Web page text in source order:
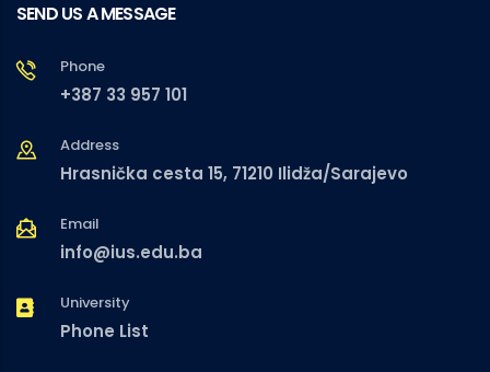
SEND US A MESSAGE
Phone
+387 33 957 101
Address
Hrasnička cesta 15, 71210 Ilidža/Sarajevo
Email
info@ius.edu.ba
University
Phone List